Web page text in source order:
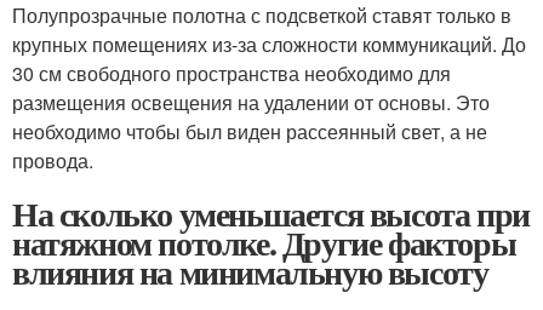
Полупрозрачные полотна с подсветкой ставят только в
крупных помещениях из-за сложности коммуникаций. До
30 см свободного пространства необходимо для
размещения освещения на удалении от основы. Это
необходимо чтобы был виден рассеянный свет, а не
провода.
На сколько уменьшается высота при
натяжном потолке. Другие факторы
влияния на минимальную высоту